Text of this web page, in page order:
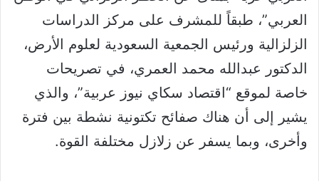
العربي”، طبقاً للمشرف على مركز الدراسات
الزلزالية ورئيس الجمعية السعودية لعلوم الأرض،
الدكتور عبدالله محمد العمري، في تصريحات
خاصة لموقع “اقتصاد سكاي نيوز عربية”، والذي
يشير إلى أن هناك صفائح تكتونية نشطة بين فترة
وأخرى، وبما يسفر عن زلازل مختلفة القوة.